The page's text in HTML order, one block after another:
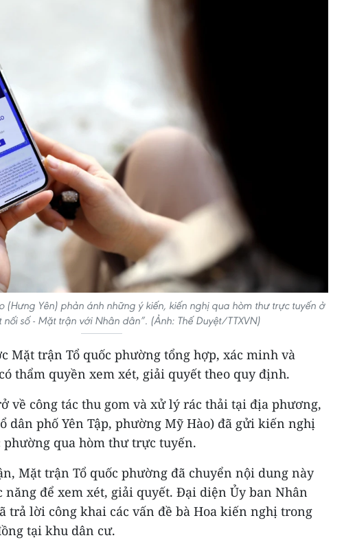
Yên) phản ánh những ý kiến, kiến nghị qua hòm thư trực tuyến ở
nối số - Mặt trận với Nhân dân”. (Ảnh: Thế Duyệt/TTXVN)
Mặt trận Tổ quốc phường tổng hợp, xác minh và
thẩm quyền xem xét, giải quyết theo quy định.
về công tác thu gom và xử lý rác thải tại địa phương,
dân phố Yên Tập, phường Mỹ Hào) đã gửi kiến nghị
phường qua hòm thư trực tuyến.
Mặt trận Tổ quốc phường đã chuyển nội dung này
năng để xem xét, giải quyết. Đại diện Ủy ban Nhân
trả lời công khai các vấn đề bà Hoa kiến nghị trong
tại khu dân cư.